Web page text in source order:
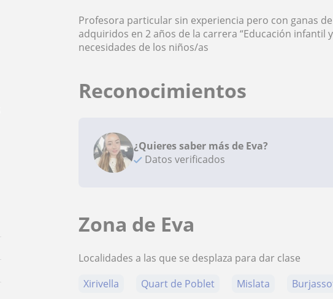
Profesora particular sin experiencia pero con ganas
adquiridos en 2 años de la carrera “Educación infantil
necesidades de los niños/as
Reconocimientos
¿Quieres saber más de Eva?
Datos verificados
Zona de Eva
Localidades a las que se desplaza para dar clase
Xirivella
Quart de Poblet Mislata